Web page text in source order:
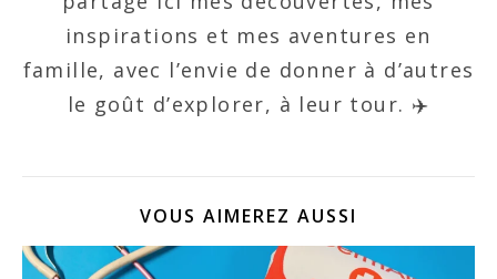
inspirations et mes aventures en
famille, avec l’envie de donner à d’autres
le goût d’explorer, à leur tour. ✈️
VOUS AIMEREZ AUSSI